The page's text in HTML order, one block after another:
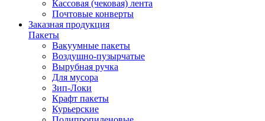
Кассовая (чековая) лента
Почтовые конверты
Заказная продукция
Пакеты
Вакуумные пакеты
Воздушно-пузырчатые
Вырубная ручка
Для мусора
Зип-Локи
Крафт пакеты
Курьерские